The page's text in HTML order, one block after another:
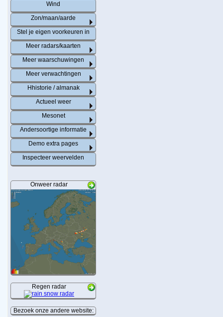
Wind
Zon/maan/aarde
Stel je eigen voorkeuren in
Meer radars/kaarten
Meer waarschuwingen
Meer verwachtingen
Hhistorie / almanak
Actueel weer
Mesonet
Andersoortige informatie
Demo extra pages
Inspecteer weervelden
Onweer radar
Regen radar
Bezoek onze andere website: